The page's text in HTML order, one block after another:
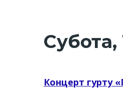
Субота,
Концерт гурту